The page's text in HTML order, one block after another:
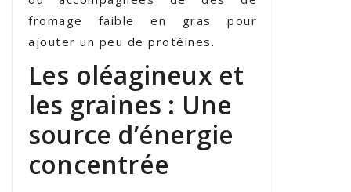
fromage faible en gras pour
ajouter un peu de protéines.
Les oléagineux et
les graines : Une
source d’énergie
concentrée